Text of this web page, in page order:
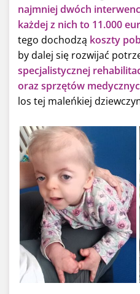
najmniej dwóch
każdej z nich to 11.000
tego dochodzą koszty
by dalej się rozwijać
specjalistycznej
oraz sprzętów
los tej maleńkiej